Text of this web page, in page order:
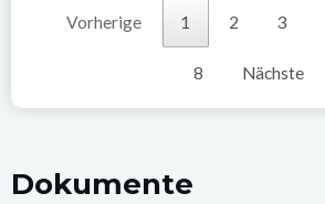
Vorherige 1 2 3
8 Nächste
Dokumente